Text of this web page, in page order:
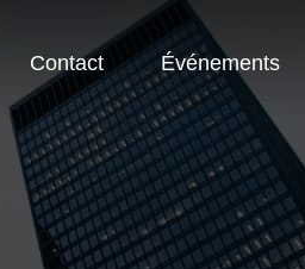
Contact Événements